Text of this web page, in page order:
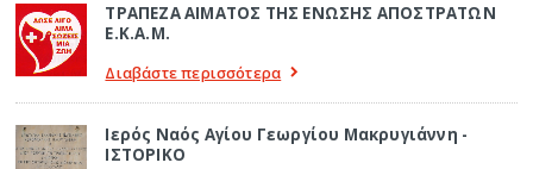
ΤΡΑΠΕΖΑ ΑΙΜΑΤΟΣ ΤΗΣ ΕΝΩΣΗΣ ΑΠΟΣΤΡΑΤΩΝ
Ε.Κ.Α.Μ.
Διαβάστε περισσότερα
Ιερός Ναός Αγίου Γεωργίου Μακρυγιάννη -
ΙΣΤΟΡΙΚΟ